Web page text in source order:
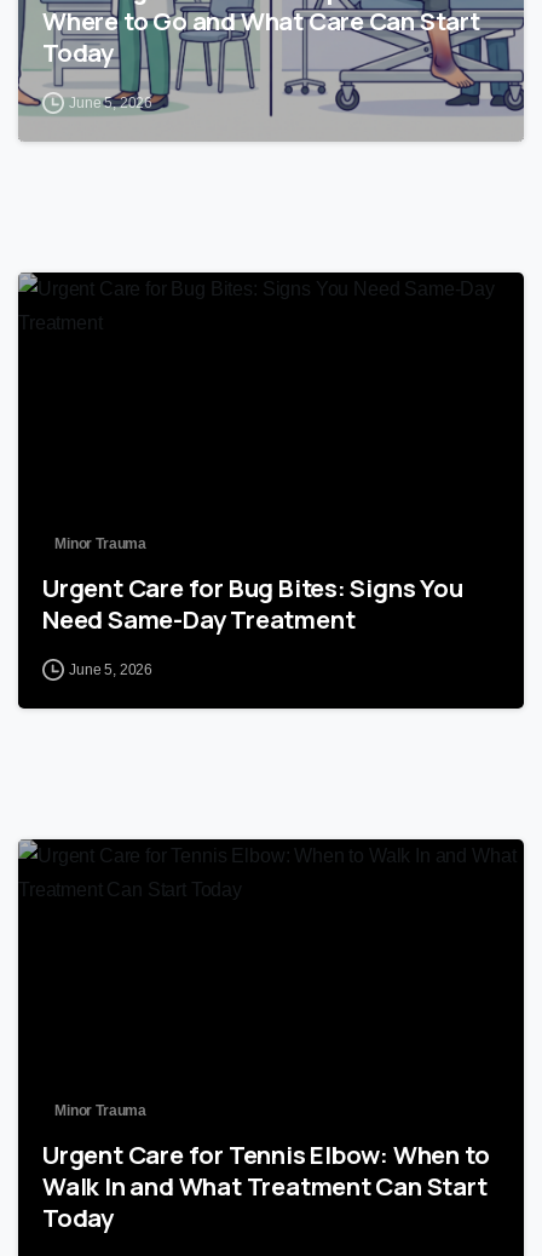
Where to Go and What Care Can Start
Today
June 5, 2026
Minor Trauma
Urgent Care for Bug Bites: Signs You
Need Same-Day Treatment
June 5, 2026
Minor Trauma
Urgent Care for Tennis Elbow: When to
Walk In and What Treatment Can Start
Today